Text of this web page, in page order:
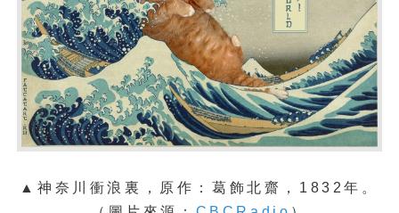
▲神奈川衝浪裏，原作：葛飾北齋
，1832年。